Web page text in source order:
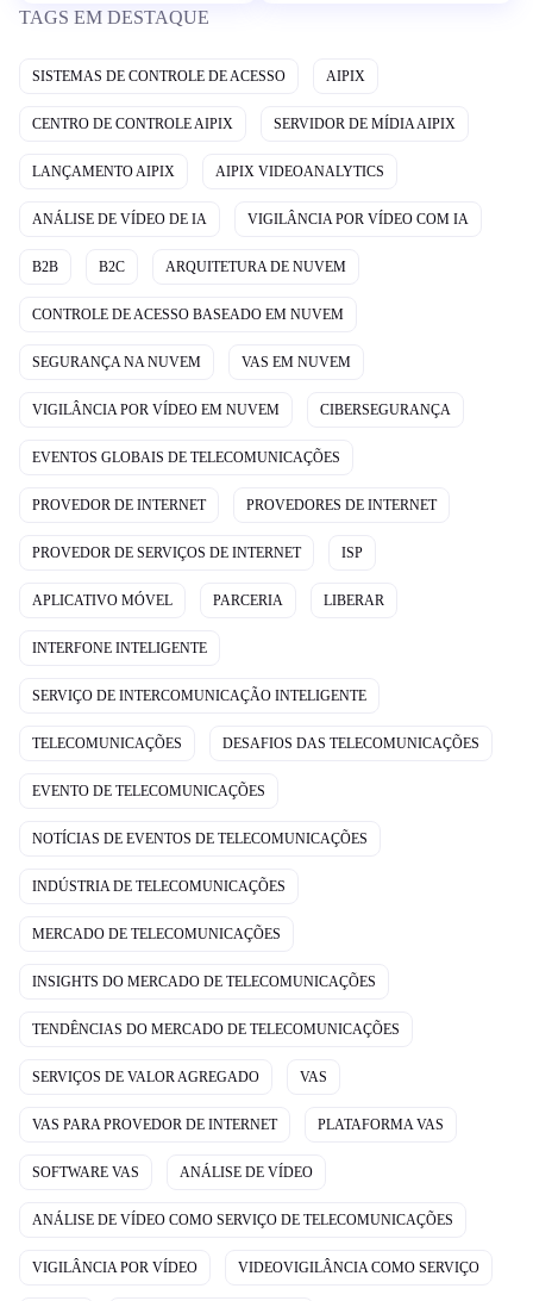
TAGS EM DESTAQUE
SISTEMAS DE CONTROLE DE ACESSO AIPIX
CENTRO DE CONTROLE AIPIX SERVIDOR DE MÍDIA AIPIX
LANÇAMENTO AIPIX AIPIX VIDEOANALYTICS
ANÁLISE DE VÍDEO DE IA VIGILÂNCIA POR VÍDEO COM IA
B2B B2C ARQUITETURA DE NUVEM
CONTROLE DE ACESSO BASEADO EM NUVEM
SEGURANÇA NA NUVEM VAS EM NUVEM
VIGILÂNCIA POR VÍDEO EM NUVEM CIBERSEGURANÇA
EVENTOS GLOBAIS DE TELECOMUNICAÇÕES
PROVEDOR DE INTERNET PROVEDORES DE INTERNET
PROVEDOR DE SERVIÇOS DE INTERNET ISP
APLICATIVO MÓVEL PARCERIA LIBERAR
INTERFONE INTELIGENTE
SERVIÇO DE INTERCOMUNICAÇÃO INTELIGENTE
TELECOMUNICAÇÕES DESAFIOS DAS TELECOMUNICAÇÕES
EVENTO DE TELECOMUNICAÇÕES
NOTÍCIAS DE EVENTOS DE TELECOMUNICAÇÕES
INDÚSTRIA DE TELECOMUNICAÇÕES
MERCADO DE TELECOMUNICAÇÕES
INSIGHTS DO MERCADO DE TELECOMUNICAÇÕES
TENDÊNCIAS DO MERCADO DE TELECOMUNICAÇÕES
SERVIÇOS DE VALOR AGREGADO VAS
VAS PARA PROVEDOR DE INTERNET PLATAFORMA VAS
SOFTWARE VAS ANÁLISE DE VÍDEO
ANÁLISE DE VÍDEO COMO SERVIÇO DE TELECOMUNICAÇÕES
VIGILÂNCIA POR VÍDEO VIDEOVIGILÂNCIA COMO SERVIÇO